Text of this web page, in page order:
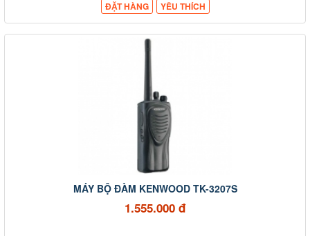
ĐẶT HÀNG YÊU THÍCH
MÁY BỘ ĐÀM KENWOOD TK-3207S
1.555.000 đ